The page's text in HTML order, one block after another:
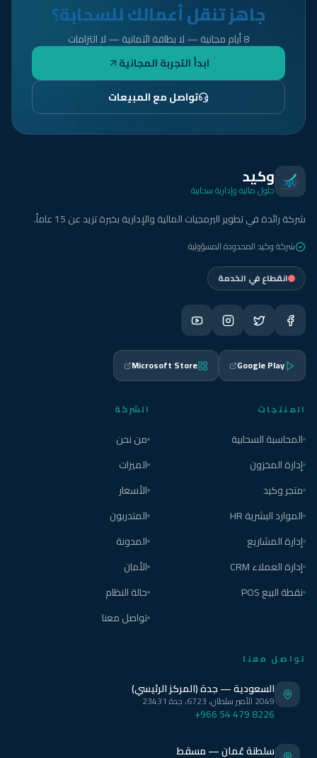
جاهز تنقل أعمالك للسحابة؟
8 أيام مجانية — لا بطاقة ائتمانية — لا التزامات
ابدأ التجربة المجانية
تواصل مع المبيعات
وكيد
حلول مالية وإدارية سحابية
شركة رائدة في تطوير البرمجيات المالية والإدارية بخبرة تزيد عن 15 عاماً.
شركة وكيد المحدودة المسؤولية
انقطاع في الخدمة
Google Play
Microsoft Store
المنتجات
المحاسبة السحابية
إدارة المخزون
متجر وكيد
الموارد البشرية HR
إدارة المشاريع
إدارة العملاء CRM
نقطة البيع POS
الشركة
من نحن
الميزات
الأسعار
المتدربون
المدونة
الأمان
حالة النظام
تواصل معنا
تواصل معنا
السعودية — جدة (المركز الرئيسي)
2049 الأمير سلطان، 6723، جدة 23431
+966 54 479 8226
سلطنة عُمان — مسقط